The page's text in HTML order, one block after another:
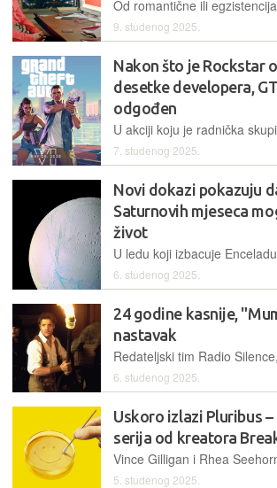
9. studenog 2025.
Nakon što je Rockstar
desetke developera,
odgođen
7. studenog 2025.
Novi dokazi pokazuju
Saturnovih mjeseca
život
6. studenog 2025.
24 godine kasnije,
nastavak
6. studenog 2025.
Uskoro izlazi Pluribus
serija od kreatora
5. studenog 2025.